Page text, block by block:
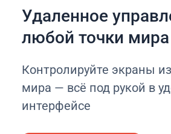
Удаленное
любой точки мира
Контролируйте экраны
мира — всё под рукой в
интерфейсе